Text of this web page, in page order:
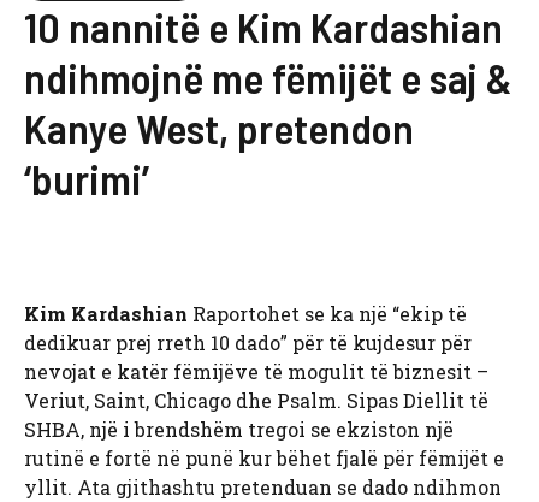
10 nannitë e Kim Kardashian
ndihmojnë me fëmijët e saj &
Kanye West, pretendon
‘burimi’
Kim Kardashian Raportohet se ka një “ekip të
dedikuar prej rreth 10 dado” për të kujdesur për
nevojat e katër fëmijëve të mogulit të biznesit –
Veriut, Saint, Chicago dhe Psalm. Sipas Diellit të
SHBA, një i brendshëm tregoi se ekziston një
rutinë e fortë në punë kur bëhet fjalë për fëmijët e
yllit. Ata gjithashtu pretenduan se dado ndihmon